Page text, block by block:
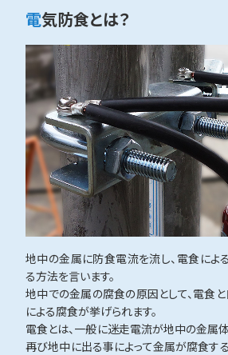
電気防食とは？
地中の金属に防食電流を流し、電食によ
る方法を言います。
地中での金属の腐食の原因として、電食
による腐食が挙げられます。
電食とは、一般に迷走電流が地中の金属
再び地中に出る事によって金属が腐食す